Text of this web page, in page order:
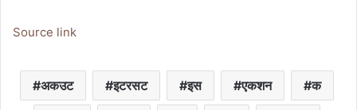
Source link
अकउट इटरसट इस एकशन क